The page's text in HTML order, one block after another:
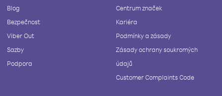
Blog
Bezpečnost
Viber Out
Sazby
Podpora
Centrum značek
Kariéra
Podmínky a zásady
Zásady ochrany soukromých
údajů
Customer Complaints Code